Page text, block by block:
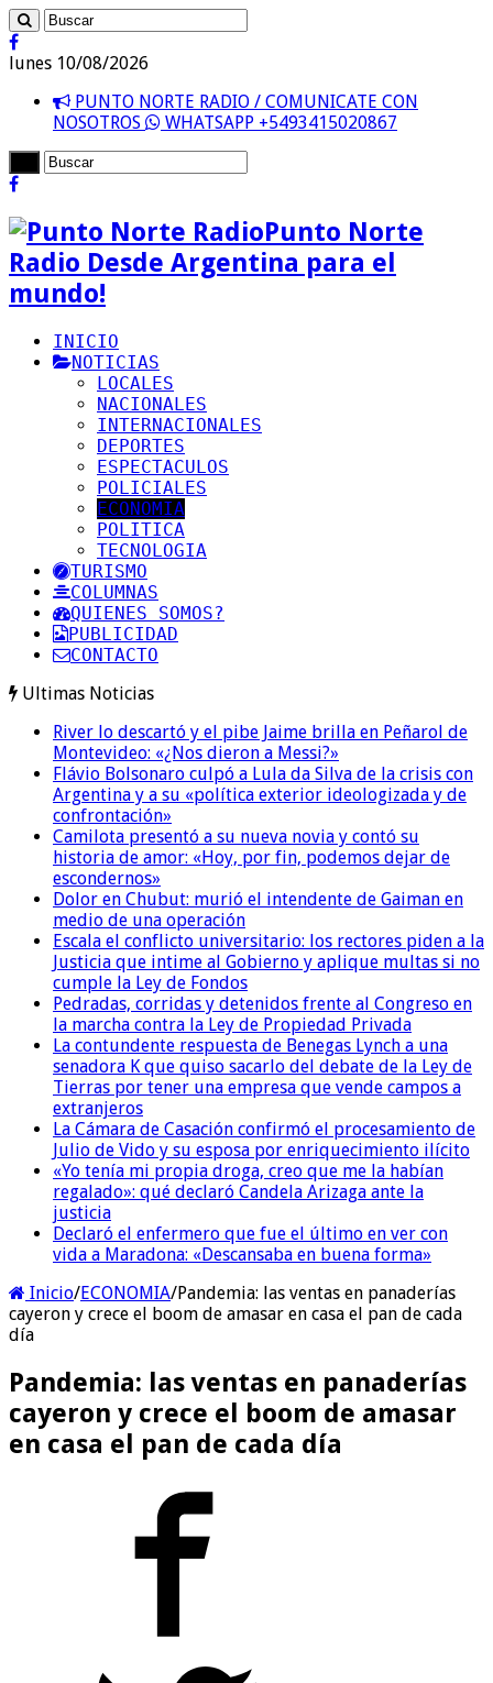
lunes 10/08/2026
PUNTO NORTE RADIO / COMUNICATE CON
NOSOTROS
WHATSAPP +5493415020867
Punto Norte
Radio Desde Argentina para el
mundo!
INICIO
NOTICIAS
LOCALES
NACIONALES
INTERNACIONALES
DEPORTES
ESPECTACULOS
POLICIALES
ECONOMIA
POLITICA
TECNOLOGIA
TURISMO
COLUMNAS
QUIENES SOMOS?
PUBLICIDAD
CONTACTO
Ultimas Noticias
River lo descartó y el pibe Jaime brilla en Peñarol de
Montevideo: «¿Nos dieron a Messi?»
Flávio Bolsonaro culpó a Lula da Silva de la crisis con
Argentina y a su «política exterior ideologizada y de
confrontación»
Camilota presentó a su nueva novia y contó su
historia de amor: «Hoy, por fin, podemos dejar de
escondernos»
Dolor en Chubut: murió el intendente de Gaiman en
medio de una operación
Escala el conflicto universitario: los rectores piden a la
Justicia que intime al Gobierno y aplique multas si no
cumple la Ley de Fondos
Pedradas, corridas y detenidos frente al Congreso en
la marcha contra la Ley de Propiedad Privada
La contundente respuesta de Benegas Lynch a una
senadora K que quiso sacarlo del debate de la Ley de
Tierras por tener una empresa que vende campos a
extranjeros
La Cámara de Casación confirmó el procesamiento de
Julio de Vido y su esposa por enriquecimiento ilícito
«Yo tenía mi propia droga, creo que me la habían
regalado»: qué declaró Candela Arizaga ante la
justicia
Declaró el enfermero que fue el último en ver con
vida a Maradona: «Descansaba en buena forma»
Inicio/ECONOMIA/Pandemia: las ventas en panaderías
cayeron y crece el boom de amasar en casa el pan de cada
día
Pandemia: las ventas en panaderías
cayeron y crece el boom de amasar
en casa el pan de cada día